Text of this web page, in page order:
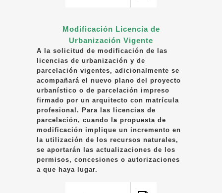
Modificación Licencia de
Urbanización Vigente
A la solicitud de modificación de las
licencias de urbanización y de
parcelación vigentes, adicionalmente se
acompañará el nuevo plano del proyecto
urbanístico o de parcelación impreso
firmado por un arquitecto con matrícula
profesional. Para las licencias de
parcelación, cuando la propuesta de
modificación implique un incremento en
la utilización de los recursos naturales,
se aportarán las actualizaciones de los
permisos, concesiones o autorizaciones
a que haya lugar.